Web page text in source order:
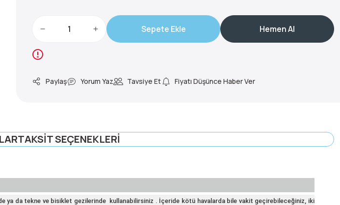
Sepete Ekle Hemen Al
Paylaş Yorum Yaz Tavsiye Et Fiyatı Düşünce Haber Ver
TAKSIT SEÇENEKLERI
ya da tekne ve bisiklet gezilerinde kullanabilirsiniz . İçeride kötü havalarda bile vakit geçirebileceğiniz, iki